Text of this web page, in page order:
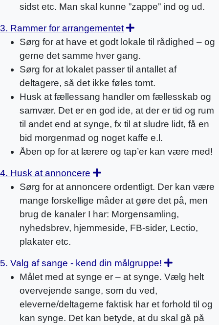
sidst etc. Man skal kunne ”zappe” ind og ud.
3. Rammer for arrangementet Expand
Sørg for at have et godt lokale til rådighed – og
gerne det samme hver gang.
Sørg for at lokalet passer til antallet af
deltagere, så det ikke føles tomt.
Husk at fællessang handler om fællesskab og
samvær. Det er en god ide, at der er tid og rum
til andet end at synge, fx til at sludre lidt, få en
bid morgenmad og noget kaffe e.l.
Åben op for at lærere og tap’er kan være med!
4. Husk at annoncere Expand
Sørg for at annoncere ordentligt. Der kan være
mange forskellige måder at gøre det på, men
brug de kanaler I har: Morgensamling,
nyhedsbrev, hjemmeside, FB-sider, Lectio,
plakater etc.
5. Valg af sange - kend din målgruppe! Expand
Målet med at synge er – at synge. Vælg helt
overvejende sange, som du ved,
eleverne/deltagerne faktisk har et forhold til og
kan synge. Det kan betyde, at du skal gå på